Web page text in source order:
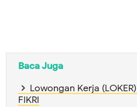
Baca Juga
Lowongan Kerja
FIKRI